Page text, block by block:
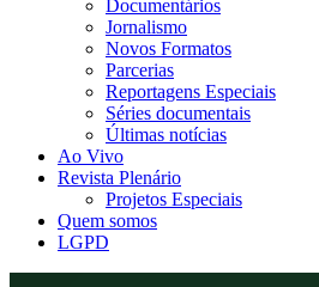
Documentários
Jornalismo
Novos Formatos
Parcerias
Reportagens Especiais
Séries documentais
Últimas notícias
Ao Vivo
Revista Plenário
Projetos Especiais
Quem somos
LGPD